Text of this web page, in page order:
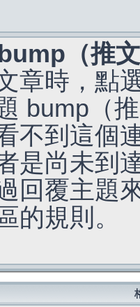
（推
章時，點
bump（
不到這個
是尚未到
回覆主題
的規則。